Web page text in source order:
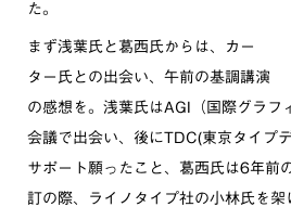
た。
まず浅葉氏と葛西氏からは、カー
ター氏との出会い、午前の基調講演
の感想を。浅葉氏はAGI（国際グラフ
会議で出会い、後にTDC(東京タイプ
サポート願ったこと、葛西氏は6年前
訂の際、ライノタイプ社の小林氏を架